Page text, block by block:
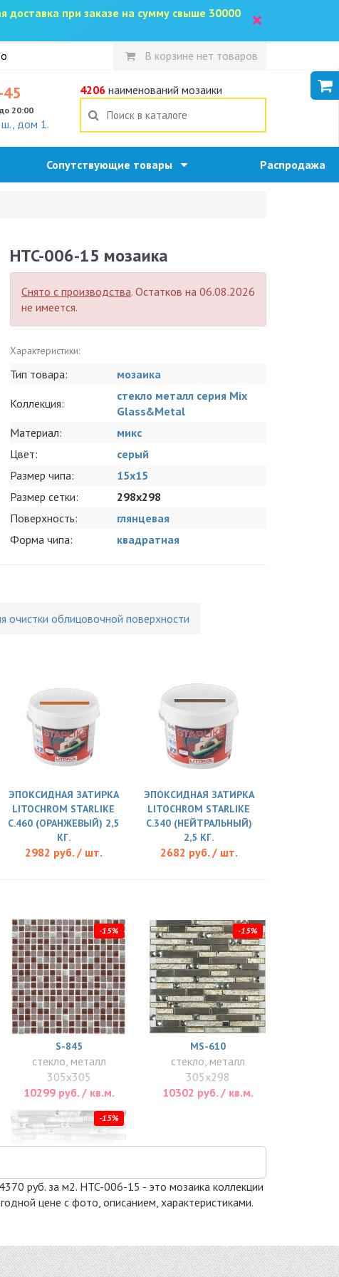
доставка при заказе на сумму свыше 30000
×
В корзине нет товаров
20:00
ш., дом 1.
4206наименований мозаики
Сопутствующие товары Распродажа
HTC-006-15 мозаика
Снято с производства. Остатков на 06.08.2026
не имеется.
Характеристики:
Тип товара: мозаика
Коллекция:
стекло металл серия Mix
Glass&Metal
Материал:
микс
Цвет:
серый
Размер чипа:
15x15
Размер сетки:
298x298
Поверхность:
глянцевая
Форма чипа:
квадратная
очистки облицовочной поверхности
ЭПОКСИДНАЯ ЗАТИРКА
LITOCHROM STARLIKE
C.460 (ОРАНЖЕВЫЙ) 2,5
КГ.
2982 руб. / шт.
ЭПОКСИДНАЯ ЗАТИРКА
LITOCHROM STARLIKE
C.340 (НЕЙТРАЛЬНЫЙ)
2,5 КГ.
2682 руб. / шт.
-15%
S-845
стекло, металл
305x305
10299 руб. / кв.м.
-15%
MS-610
стекло, металл
305x298
10302 руб. / кв.м.
-15%
стекло, металл
298x305
руб. за м2. HTC-006-15 - это мозаика коллекции
цене с фото, описанием, характеристиками.